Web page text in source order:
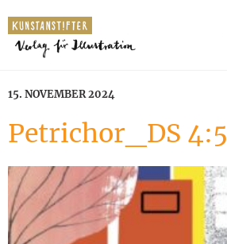
15. NOVEMBER 2024
Petrichor_DS 4:5